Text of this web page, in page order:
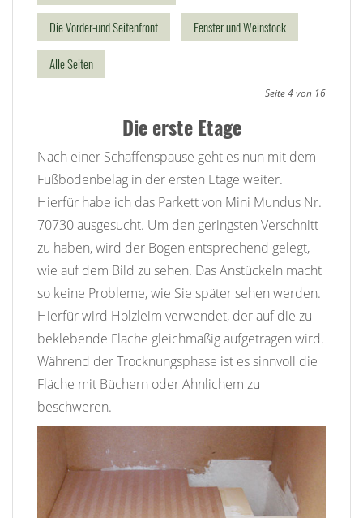
Die Vorder-und Seitenfront Fenster und Weinstock
Alle Seiten
Seite 4 von 16
Die erste Etage
Nach einer Schaffenspause geht es nun mit dem
Fußbodenbelag in der ersten Etage weiter.
Hierfür habe ich das Parkett von Mini Mundus Nr.
70730 ausgesucht. Um den geringsten Verschnitt
zu haben, wird der Bogen entsprechend gelegt,
wie auf dem Bild zu sehen. Das Anstückeln macht
so keine Probleme, wie Sie später sehen werden.
Hierfür wird Holzleim verwendet, der auf die zu
beklebende Fläche gleichmäßig aufgetragen wird.
Während der Trocknungsphase ist es sinnvoll die
Fläche mit Büchern oder Ähnlichem zu
beschweren.